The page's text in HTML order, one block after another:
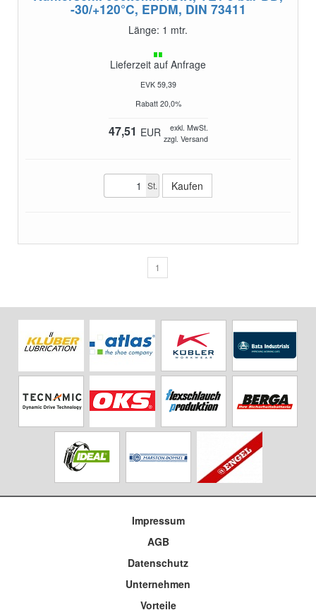
-30/+120°C, EPDM, DIN 73411
Länge: 1 mtr.
Lieferzeit auf Anfrage
EVK 59,39
Rabatt 20,0%
47,51 EUR
exkl. MwSt.
zzgl. Versand
St.
1
Impressum
AGB
Datenschutz
Unternehmen
Vorteile